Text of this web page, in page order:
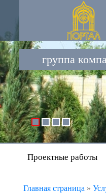
группа
Проектные работы
Главная страница »